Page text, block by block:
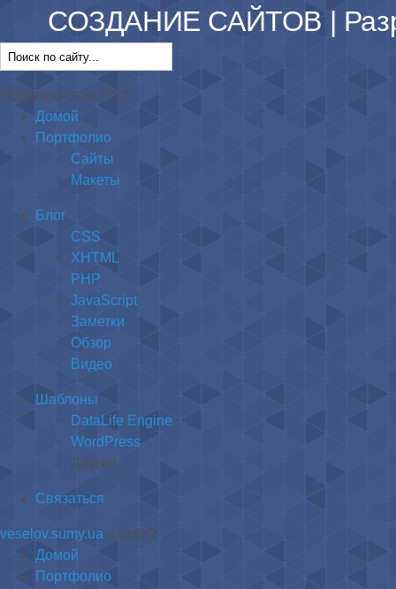
СОЗДАНИЕ САЙТОВ |
Подписатся на RSS
Домой
Портфолио
Сайты
Макеты
Блог
CSS
XHTML
PHP
JavaScript
Заметки
Обзор
Видео
Шаблоны
DataLife Engine
WordPress
Другие
Связаться
veselov.sumy.ua » utz0r2
Домой
Портфолио